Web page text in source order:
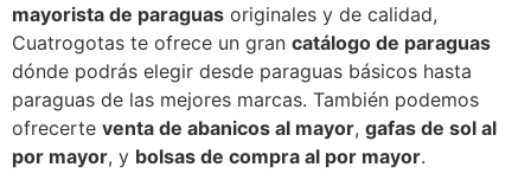
mayorista de paraguas originales y de calidad,
Cuatrogotas te ofrece un gran catálogo de paraguas
dónde podrás elegir desde paraguas básicos hasta
paraguas de las mejores marcas. También podemos
ofrecerte venta de abanicos al mayor, gafas de sol al
por mayor, y bolsas de compra al por mayor.